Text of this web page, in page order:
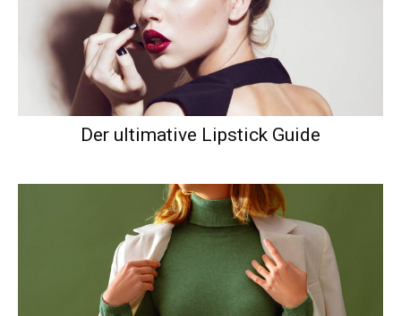
Der ultimative Lipstick Guide